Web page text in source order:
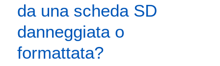
da una scheda SD
danneggiata o
formattata?